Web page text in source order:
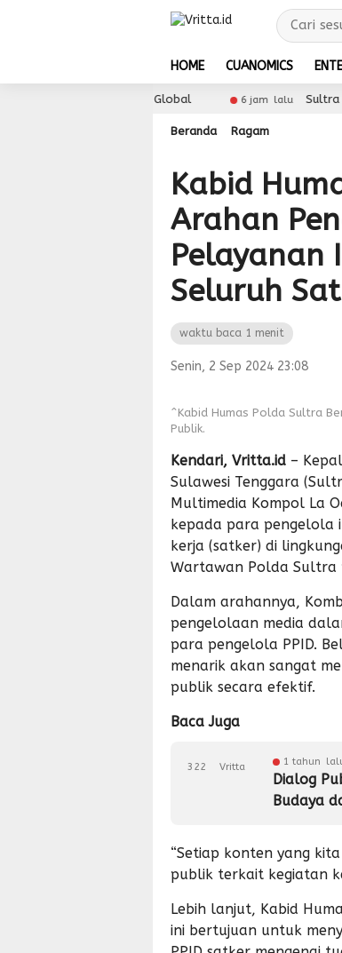
HOME CUANOMICS
6 jam lalu Sultra Maimo
Beranda Ragam
Kabid
Arahan
Pelayanan
Seluruh
waktu baca 1 menit
Senin, 2 Sep 2024 23:08
^Kabid Humas Polda Sultra
Publik.
Kendari, Vritta.id –
Sulawesi Tenggara
Multimedia Kompol La
kepada para pengelola
kerja (satker) di
Wartawan Polda Sultra
Dalam arahannya,
pengelolaan media
para pengelola PPID.
menarik akan sangat
publik secara efektif.
Baca Juga
1 tahun
Dialog
Budaya
322 Vritta
“Setiap konten yang
publik terkait kegiatan
Lebih lanjut, Kabid
ini bertujuan untuk